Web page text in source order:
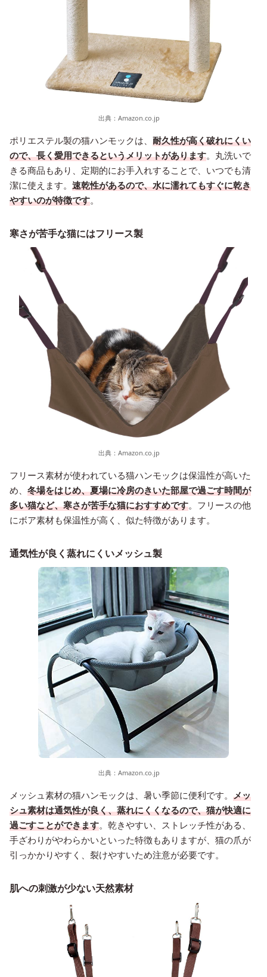
出典： Amazon.co.jp
ポリエステル製の猫ハンモックは、 耐久性が高く破れにくい
ので、長く愛用できるというメリットがあります。丸洗いで
きる商品もあり、定期的にお手入れすることで、いつでも清
潔に使えます。 速乾性があるので、水に濡れてもすぐに乾き
やすいのが特徴です。
寒さが苦手な猫にはフリース製
出典： Amazon.co.jp
フリース素材が使われている猫ハンモックは保温性が高いた
め、 冬場をはじめ、夏場に冷房のきいた部屋で過ごす時間が
多い猫など、寒さが苦手な猫におすすめです。フリースの他
にボア素材も保温性が高く、似た特徴があります。
通気性が良く蒸れにくいメッシュ製
出典： Amazon.co.jp
メッシュ素材の猫ハンモックは、暑い季節に便利です。 メッ
シュ素材は通気性が良く、蒸れにくくなるので、猫が快適に
過ごすことができます。乾きやすい、ストレッチ性がある、
手ざわりがやわらかいといった特徴もありますが、猫の爪が
引っかかりやすく、裂けやすいため注意が必要です。
肌への刺激が少ない天然素材